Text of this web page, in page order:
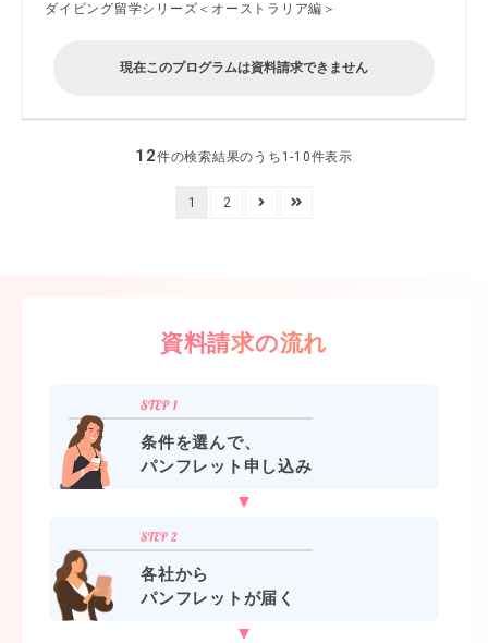
ダイビング留学シリーズ＜オーストラリア編＞
現在このプログラムは資料請求できません
12件の検索結果のうち1-10件表示
1 2
資料請求の流れ
条件を選んで、
パンフレット申し込み
各社から
パンフレットが届く